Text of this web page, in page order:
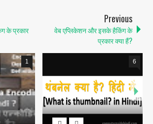
के प्रकार
Previous
वेब एप्लिकेशन और इसके हैकिंग के
प्रकार क्या हैं?
1 6